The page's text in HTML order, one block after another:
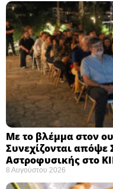
Με το βλέμμα στον
Συνεχίζονται απόψε
Αστροφυσικής στο
8 Αυγούστου 2026